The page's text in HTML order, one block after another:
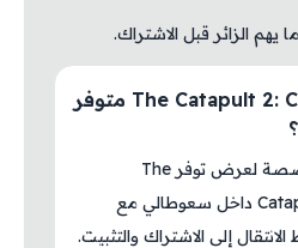
الزائر قبل الاشتراك.
هل The Catapult 2: Castle defense متوفر
نعم، هذه الصفحة مخصصة لعرض توفر The
Catapult 2: Castle defense داخل سعوطالي مع
إلى الاشتراك والتثبيت.